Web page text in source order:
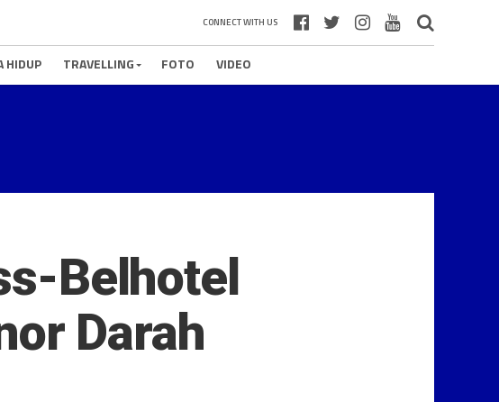
CONNECT WITH US
HIDUP TRAVELLING FOTO VIDEO
Belhotel
Darah